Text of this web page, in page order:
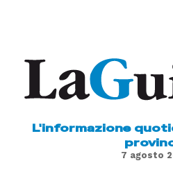
L'informazione
7 agosto